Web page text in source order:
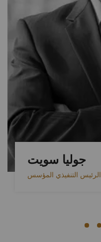
جوليا سويت
الرئيس التنفيذي المؤسس